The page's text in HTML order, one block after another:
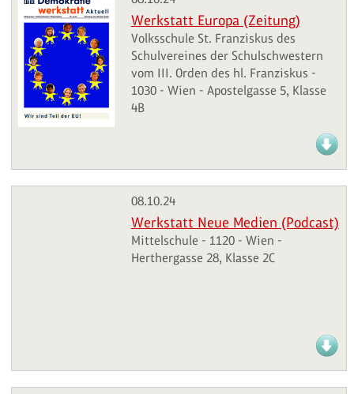
Werkstatt Europa (Zeitung)
Volksschule St. Franziskus des
Schulvereines der Schulschwestern
vom III. Orden des hl. Franziskus -
1030 - Wien - Apostelgasse 5, Klasse
4B
08.10.24
Werkstatt Neue Medien (Podcast)
Mittelschule - 1120 - Wien -
Herthergasse 28, Klasse 2C